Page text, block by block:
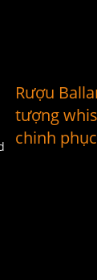
Rượu
tượng
chinh